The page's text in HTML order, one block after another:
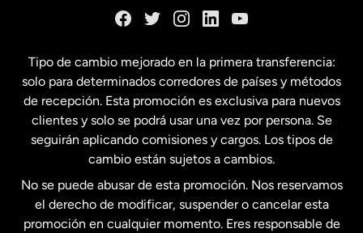
Estados Unidos English
Estados Unidos Español
Francia
Tipo de cambio mejorado en la primera transferencia:
solo para determinados corredores de países y métodos
de recepción. Esta promoción es exclusiva para nuevos
clientes y solo se podrá usar una vez por persona. Se
seguirán aplicando comisiones y cargos. Los tipos de
cambio están sujetos a cambios.
No se puede abusar de esta promoción. Nos reservamos
el derecho de modificar, suspender o cancelar esta
promoción en cualquier momento. Eres responsable de